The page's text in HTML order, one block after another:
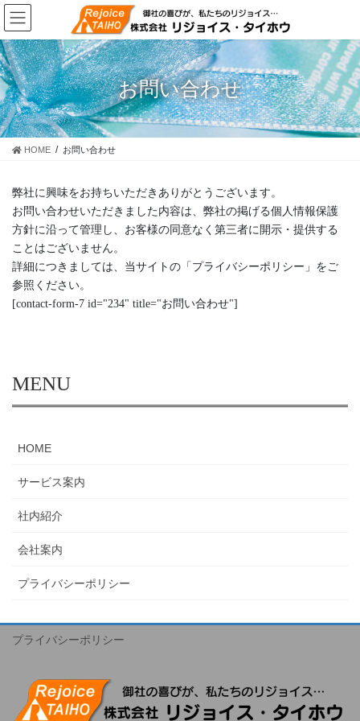
コ
ン
テ
ン
ツ
に
移
動
ナ
ビ
ゲ
ー
シ
ョ
ン
に
お問い合わせ
HOME お問い合わせ
弊社に興味をお持ちいただきありがとうございます。
お問い合わせいただきました内容は、弊社の掲げる個人情報保護
方針に沿って管理し、お客様の同意なく第三者に開示・提供する
ことはございません。
詳細につきましては、当サイトの「プライバシーポリシー」をご
参照ください。
[contact-form-7 id="234" title="お問い合わせ"]
MENU
HOME
サービス案内
社内紹介
会社案内
プライバシーポリシー
プライバシーポリシー